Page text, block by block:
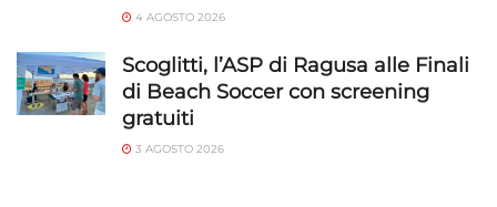
4 AGOSTO 2026
Scoglitti, l’ASP di Ragusa alle Finali
di Beach Soccer con screening
gratuiti
3 AGOSTO 2026